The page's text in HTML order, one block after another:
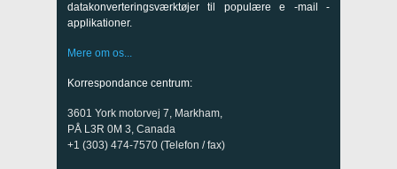
datakonverteringsværktøjer til populære e -mail -
applikationer.
Mere om os...
Korrespondance centrum:
3601 York motorvej 7, Markham,
PÅ L3R 0M 3, Canada
+1 (303) 474-7570 (Telefon / fax)